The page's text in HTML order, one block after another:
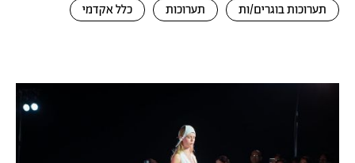
תערוכות בוגרים/ות תערוכות כלל אקדמי